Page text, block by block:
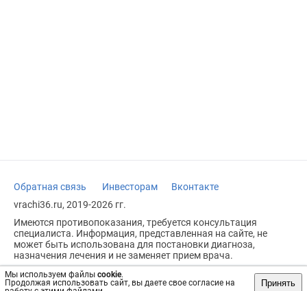
Мы используем файлы cookie.
Продолжая использовать сайт, вы даете свое согласие на
Принять
Обратная связь Инвесторам
Вконтакте
vrachi36.ru, 2019-2026 гг.
Имеются противопоказания, требуется консультация
специалиста. Информация, представленная на сайте, не
может быть использована для постановки диагноза,
назначения лечения и не заменяет прием врача.
Возрастное ограничение: 18+